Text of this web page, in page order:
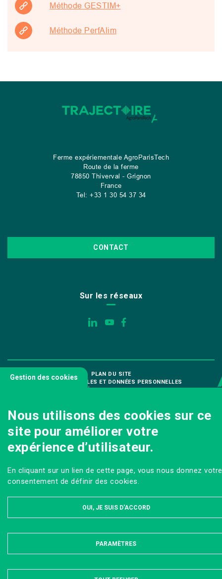
Méthode GESTIM+
Méthode PerfAlim
Ferme expériementale AgroParisTech
Route de la ferme
78850 Thiverval - Grignon
France
Tel: +33 1 30 54 37 34
CONTACT
Sur les réseaux
PLAN DU SITE
MENTIONS LÉGALES ET DONNÉES PERSONNELLES
ACCESSIBILITÉ : PARTIELLEMENT CONFORME
Gestion des cookies
Nous utilisons des cookies sur ce
site pour améliorer votre
expérience d’utilisateur.
En cliquant sur un lien de cette page, vous nous donnez votre
consentement de définir des cookies.
OUI, JE SUIS D'ACCORD
MASQUER
PARAMÈTRES